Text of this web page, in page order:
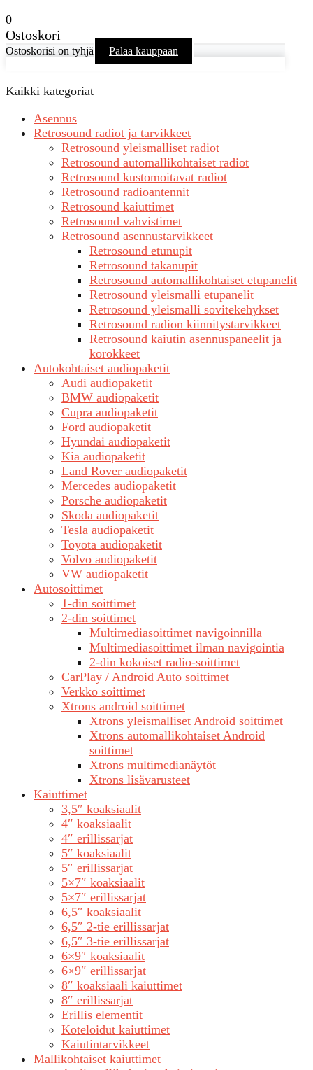
0
Ostoskori
Ostoskorisi on tyhjä Palaa kauppaan
Kaikki kategoriat
Asennus
Retrosound radiot ja tarvikkeet
Retrosound yleismalliset radiot
Retrosound automallikohtaiset radiot
Retrosound kustomoitavat radiot
Retrosound radioantennit
Retrosound kaiuttimet
Retrosound vahvistimet
Retrosound asennustarvikkeet
Retrosound etunupit
Retrosound takanupit
Retrosound automallikohtaiset etupanelit
Retrosound yleismalli etupanelit
Retrosound yleismalli sovitekehykset
Retrosound radion kiinnitystarvikkeet
Retrosound kaiutin asennuspaneelit ja
korokkeet
Autokohtaiset audiopaketit
Audi audiopaketit
BMW audiopaketit
Cupra audiopaketit
Ford audiopaketit
Hyundai audiopaketit
Kia audiopaketit
Land Rover audiopaketit
Mercedes audiopaketit
Porsche audiopaketit
Skoda audiopaketit
Tesla audiopaketit
Toyota audiopaketit
Volvo audiopaketit
VW audiopaketit
Autosoittimet
1-din soittimet
2-din soittimet
Multimediasoittimet navigoinnilla
Multimediasoittimet ilman navigointia
2-din kokoiset radio-soittimet
CarPlay / Android Auto soittimet
Verkko soittimet
Xtrons android soittimet
Xtrons yleismalliset Android soittimet
Xtrons automallikohtaiset Android
soittimet
Xtrons multimedianäytöt
Xtrons lisävarusteet
Kaiuttimet
3,5″ koaksiaalit
4″ koaksiaalit
4″ erillissarjat
5″ koaksiaalit
5″ erillissarjat
5×7″ koaksiaalit
5×7″ erillissarjat
6,5″ koaksiaalit
6,5″ 2-tie erillissarjat
6,5″ 3-tie erillissarjat
6×9″ koaksiaalit
6×9″ erillissarjat
8″ koaksiaali kaiuttimet
8″ erillissarjat
Erillis elementit
Koteloidut kaiuttimet
Kaiutintarvikkeet
Mallikohtaiset kaiuttimet